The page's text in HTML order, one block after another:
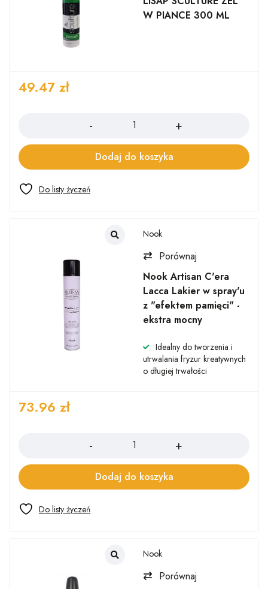
W PIANCE 300 ML
49.47 zł
Dodaj do koszyka
Nook
Porównaj
Nook Artisan C'era
Lacca Lakier w spray'u
z "efektem pamięci" -
ekstra mocny
Idealny do tworzenia i
utrwalania fryzur kreatywnych
o długiej trwałości
73.96 zł
Dodaj do koszyka
Nook
Porównaj